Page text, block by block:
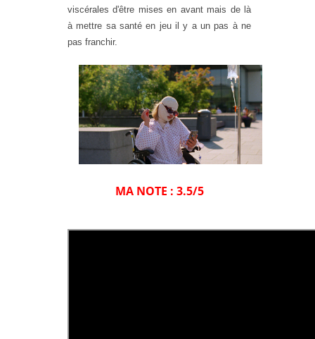
viscérales d'être mises en avant mais de là
à mettre sa santé en jeu il y a un pas à ne
pas franchir.
MA NOTE : 3.5/5